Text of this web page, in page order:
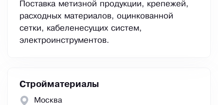
Поставка метизной продукции, крепежей,
расходных материалов, оцинкованной
сетки, кабеленесущих систем,
электроинструментов.
Стройматериалы
Москва